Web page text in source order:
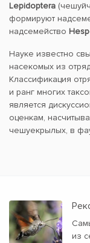
Lepidoptera
формируют
надсемейство
Науке известно
насекомых из
Классификация
и ранг многих
является
оценкам,
чешуекрылых, в
из